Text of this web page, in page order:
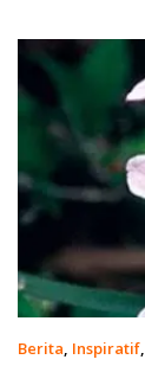
Berita, Inspiratif,